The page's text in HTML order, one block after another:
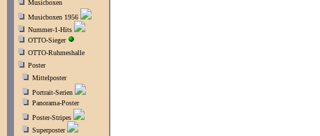
Musicboxen
Musicboxen 1956
Nummer-1-Hits
OTTO-Sieger
OTTO-Ruhmeshalle
Poster
Mittelposter
Portrait-Serien
Panorama-Poster
Poster-Stripes
Superposter